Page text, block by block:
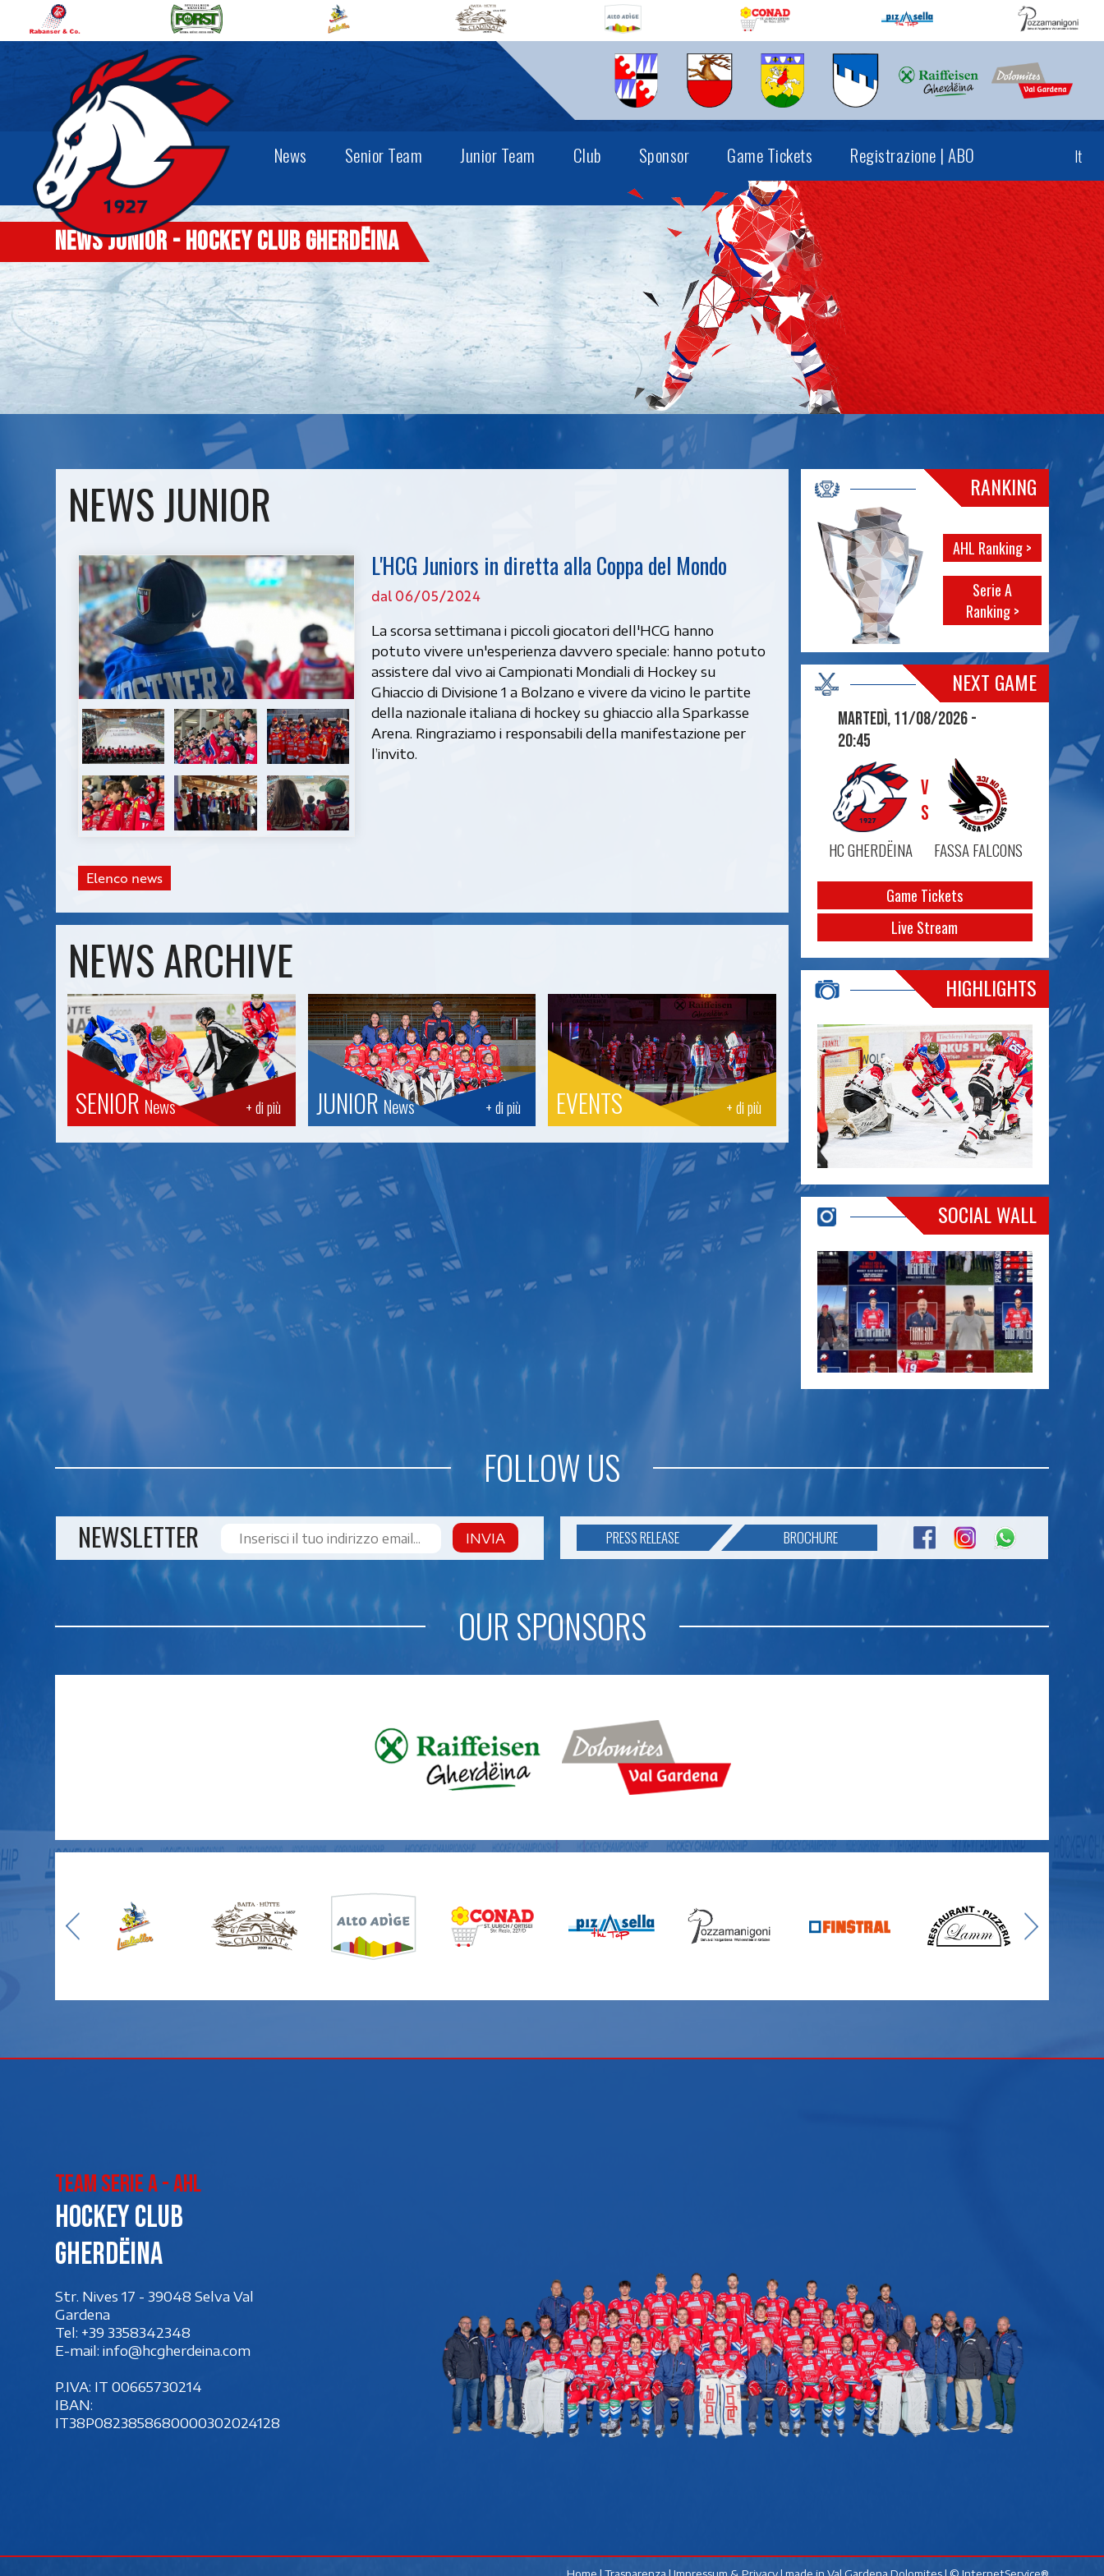
It
News Senior Team Junior Team Club Sponsor Game Tickets Registrazione | ABO
News junior - Hockey Club Gherdëina
NEWS JUNIOR
L'HCG Juniors in diretta alla Coppa del Mondo
dal 06/05/2024
La scorsa settimana i piccoli giocatori dell'HCG hanno
potuto vivere un'esperienza davvero speciale: hanno potuto
assistere dal vivo ai Campionati Mondiali di Hockey su
Ghiaccio di Divisione 1 a Bolzano e vivere da vicino le partite
della nazionale italiana di hockey su ghiaccio alla Sparkasse
Arena. Ringraziamo i responsabili della manifestazione per
l’invito.
Elenco news
NEWS ARCHIVE
+ di più
SENIOR News + di più
JUNIOR News + di più
EVENTS
RANKING
AHL Ranking >
Serie A
Ranking >
NEXT GAME
Martedì, 11/08/2026 -
20:45
HC GHERDËINA
VS
FASSA FALCONS
Game Tickets
Live Stream
HIGHLIGHTS
SOCIAL WALL
FOLLOW US
NEWSLETTER INVIA PRESS RELEASE BROCHURE
OUR SPONSORS
Team Serie A - AHL
Hockey club
Gherdëina
Str. Nives 17 - 39048 Selva Val
Gardena
Tel: +39 3358342348
E-mail: info@hcgherdeina.com
P.IVA: IT 00‍665730214
IBAN:
IT38P0823858680000302024128